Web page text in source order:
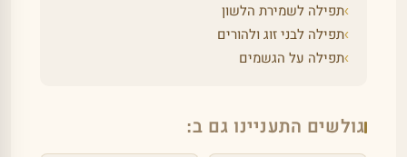
›תפילה לשמירת הלשון
›תפילה לבני זוג ולהורים
›תפילה על הגשמים
גולשים התעניינו גם ב: